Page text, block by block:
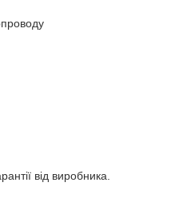
від виробника.